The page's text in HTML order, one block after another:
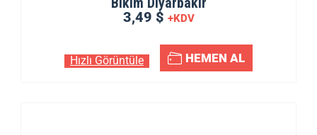
3,49 $ +KDV
Hızlı Görüntüle HEMEN AL